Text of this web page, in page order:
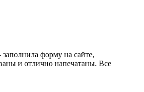
форму на сайте,
и отлично напечатаны. Все